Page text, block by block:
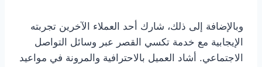
وبالإضافة إلى ذلك، شارك أحد العملاء الآخرين تجربته
الإيجابية مع خدمة تكسي القصر عبر وسائل التواصل
الاجتماعي. أشاد العميل بالاحترافية والمرونة في مواعيد